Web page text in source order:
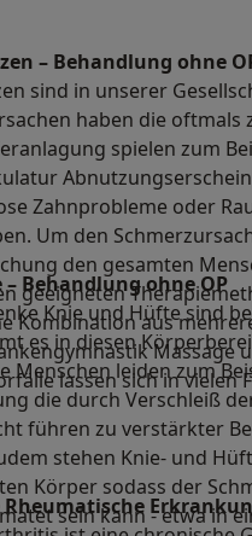
– Behandlung ohne
sind in unserer
haben die oftmals
spielen zum
Zahnprobleme oder
Um den
den gesamten
geeigneten
Kombination aus
Massage
lassen sich in vielen
Behandlung ohne OP
Knie und Hüfte sind
es in diesen
Menschen leiden zum
die durch Verschleiß
führen zu verstärkter
stehen Knie- und
Körper sodass der
sein kann - etwa in